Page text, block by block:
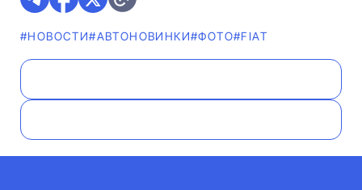
#НОВОСТИ#AВТОНОВИНКИ#ФОТО#FIAT